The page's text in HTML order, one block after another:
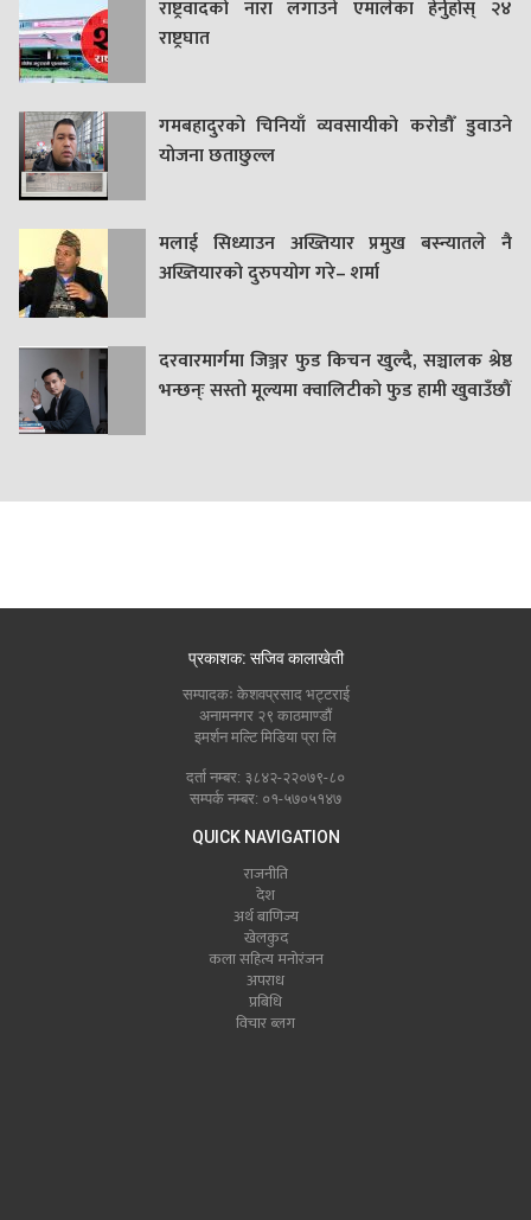
राष्ट्रवादको नारा लगाउने एमालेका हेर्नुहोस् २४
राष्ट्रघात
गमबहादुरकाे चिनियाँ व्यवसायीको करोडौँ डुवाउने
याेजना छताछुल्ल
मलाई सिध्याउन अख्तियार प्रमुख बस्न्यातले नै
अख्तियारको दुरुपयोग गरे– शर्मा
दरवारमार्गमा जिञ्जर फुड किचन खुल्दै, सञ्चालक श्रेष्ठ
भन्छन्ः सस्तो मूल्यमा क्वालिटीको फुड हामी खुवाउँछौं
प्रकाशक: सजिव कालाखेती
सम्पादकः केशवप्रसाद भट्टराई
अनामनगर २९ काठमाण्डौं
इमर्शन मल्टि मिडिया प्रा लि
दर्ता नम्बर: ३८४२-२२०७९-८०
सम्पर्क नम्बर: ०१-५७०५१४७
QUICK NAVIGATION
राजनीति
देश
अर्थ बाणिज्य
खेलकुद
कला सहित्य मनोरंजन
अपराध
प्रबिधि
विचार ब्लग